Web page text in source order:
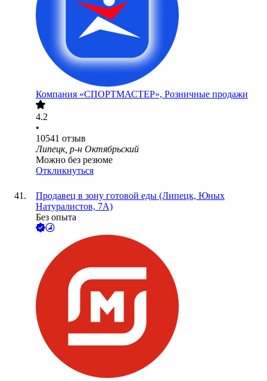
Компания «СПОРТМАСТЕР», Розничные продажи
4.2
•
10541 отзыв
Липецк, р-н Октябрьский
Можно без резюме
Откликнуться
Продавец в зону готовой еды (Липецк, Юных
Натуралистов, 7А)
Без опыта